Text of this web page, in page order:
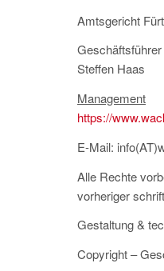
Amtsgericht
Steffen Haas
Management
https://
E-Mail:
Alle Rechte
vorheriger
Gestaltung &
Copyright –